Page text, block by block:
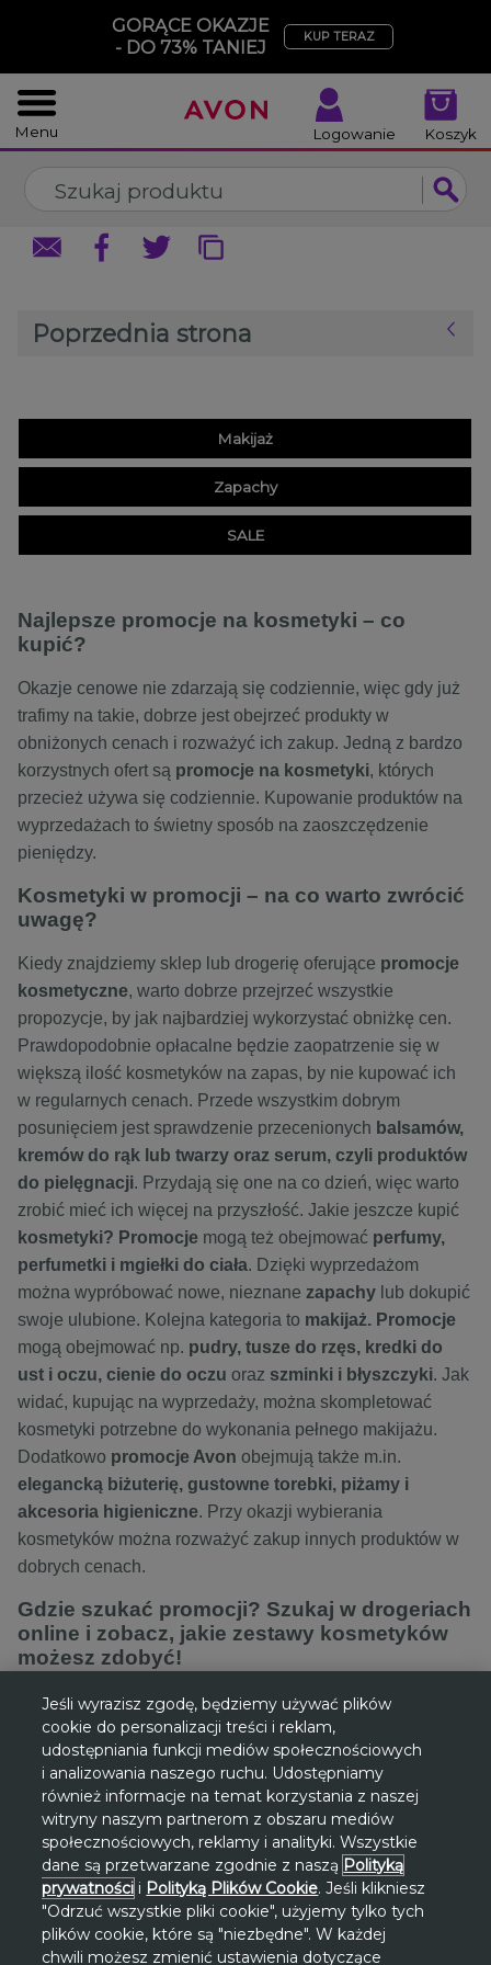
GORĄCE OKAZJE
- DO 73% TANIEJ
KUP TERAZ
Menu Logowanie Koszyk
Poprzednia strona
Makijaż
Zapachy
SALE
Najlepsze promocje na kosmetyki – co
kupić?
Okazje cenowe nie zdarzają się codziennie, więc gdy już
trafimy na takie, dobrze jest obejrzeć produkty w
obniżonych cenach i rozważyć ich zakup. Jedną z bardzo
korzystnych ofert są promocje na kosmetyki, których
przecież używa się codziennie. Kupowanie produktów na
wyprzedażach to świetny sposób na zaoszczędzenie
pieniędzy.
Kosmetyki w promocji – na co warto zwrócić
uwagę?
Kiedy znajdziemy sklep lub drogerię oferujące promocje
kosmetyczne, warto dobrze przejrzeć wszystkie
propozycje, by jak najbardziej wykorzystać obniżkę cen.
Prawdopodobnie opłacalne będzie zaopatrzenie się w
większą ilość kosmetyków na zapas, by nie kupować ich
w regularnych cenach. Przede wszystkim dobrym
posunięciem jest sprawdzenie przecenionych balsamów,
kremów do rąk lub twarzy oraz serum, czyli produktów
do pielęgnacji. Przydają się one na co dzień, więc warto
zrobić mieć ich więcej na przyszłość. Jakie jeszcze kupić
kosmetyki? Promocje mogą też obejmować perfumy,
perfumetki i mgiełki do ciała. Dzięki wyprzedażom
można wypróbować nowe, nieznanezapachy lub dokupić
swoje ulubione. Kolejna kategoria to makijaż. Promocje
mogą obejmować np. pudry, tusze do rzęs, kredki do
ust i oczu, cienie do oczu oraz szminki i błyszczyki. Jak
widać, kupując na wyprzedaży, można skompletować
kosmetyki potrzebne do wykonania pełnego makijażu.
Dodatkowo promocje Avon obejmują także m.in.
elegancką biżuterię, gustowne torebki, piżamy i
akcesoria higieniczne. Przy okazji wybierania
kosmetyków można rozważyć zakup innych produktów w
dobrych cenach.
Gdzie szukać promocji? Szukaj w drogeriach
online i zobacz, jakie zestawy kosmetyków
możesz zdobyć!
Promocje na kosmetykimożna znaleźć np. w drogeriach
online. Atrakcyjne oferty proponuje m.in. marka Avon.
Różnego rodzaju produkty mają obniżone ceny, dzięki
czemu wiele osób znajdzie produkt dla siebie, zarówno
kobiety, jak i mężczyźni. Warte uwagi są np.
zestawy
kosmetyków. Promocjena nie są korzystne, bo zestawy
składają się z kilku przydatnych produktów. Kosmetyki
sprzedawane w zestawach zazwyczaj są bardziej
opłacalne cenowo, a dodatkowa przecena sprawia, że to
bardzo korzystny zakup.
ZAMKNIJ ZAMKNIJ
Jeśli wyrazisz zgodę, będziemy używać plików
cookie do personalizacji treści i reklam,
udostępniania funkcji mediów społecznościowych
i analizowania naszego ruchu. Udostępniamy
również informacje na temat korzystania z naszej
witryny naszym partnerom z obszaru mediów
społecznościowych, reklamy i analityki. Wszystkie
dane są przetwarzane zgodnie z naszą Polityką
prywatności i Polityką Plików Cookie. Jeśli klikniesz
"Odrzuć wszystkie pliki cookie", użyjemy tylko tych
plików cookie, które są "niezbędne". W każdej
chwili możesz zmienić ustawienia dotyczące